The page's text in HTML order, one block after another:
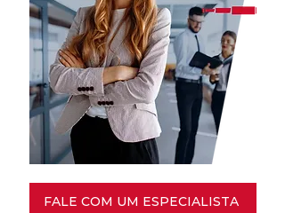
FALE COM UM ESPECIALISTA